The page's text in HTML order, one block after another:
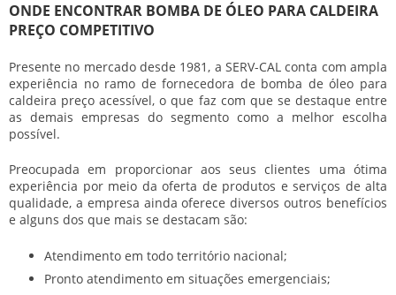
ONDE ENCONTRAR BOMBA DE ÓLEO PARA CALDEIRA
PREÇO COMPETITIVO
Presente no mercado desde 1981, a SERV-CAL conta com ampla
experiência no ramo de fornecedora de bomba de óleo para
caldeira preço acessível, o que faz com que se destaque entre
as demais empresas do segmento como a melhor escolha
possível.
Preocupada em proporcionar aos seus clientes uma ótima
experiência por meio da oferta de produtos e serviços de alta
qualidade, a empresa ainda oferece diversos outros benefícios
e alguns dos que mais se destacam são:
Atendimento em todo território nacional;
Pronto atendimento em situações emergenciais;